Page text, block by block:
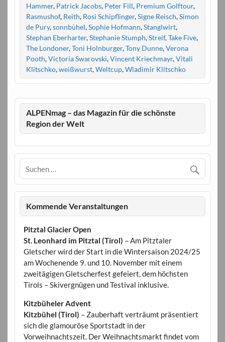
Hammer, Patrick Jacobs, Peter Fill, Premium Golftour,
Rasmushof, Reith, Rosi Schipflinger,Signe Reisch,Simon
de Pury,sonnbühel,Sophie Hofmann,Stanglwirt,
Stephan Eberharter,Stephanie Stumph,Streif,Take Five,
The Londoner,Toni Holnburger,Tony Dunne,Verona
Pooth,Victoria Swarovski,Vincent Kriechmayr,Vitali
Klitschko,weißwurst,Weltcup,Wladimir Klitschko
ALPENmag – das Magazin für die schönste
Region der Welt
Kommende Veranstaltungen
Pitztal Glacier Open
St. Leonhard im Pitztal (Tirol) – Am Pitztaler
Gletscher wird der Start in die Wintersaison 2024/25
am Wochenende 9. und 10. November mit einem
zweitägigen Gletscherfest gefeiert, dem höchsten
Tirols – Skivergnügen und Testival inklusive.
Kitzbüheler Advent
Kitzbühel (Tirol) – Zauberhaft verträumt präsentiert
sich die glamouröse Sportstadt in der
Vorweihnachtszeit. Der Weihnachtsmarkt findet vom